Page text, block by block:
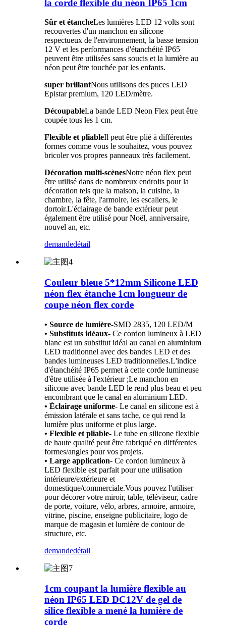
la corde flexible du néon IP65 1cm
Sûr et étancheLes lumières LED 12 volts sont
recouvertes d'un manchon en silicone
respectueux de l'environnement, la basse tension
12 V et les performances d'étanchéité IP65
peuvent être utilisées sans soucis et la lumière au
néon peut être touchée par les enfants.
super brillantNous utilisons des puces LED
Epistar premium, 120 LED/mètre.
DécoupableLa bande LED Neon Flex peut être
coupée tous les 1 cm.
Flexible et pliableIl peut être plié à différentes
formes comme vous le souhaitez, vous pouvez
bricoler vos propres panneaux très facilement.
Décoration multi-scènesNotre néon flex peut
être utilisé dans de nombreux endroits pour la
décoration tels que la maison, la cuisine, la
chambre, la fête, l'armoire, les escaliers, le
dortoir.L'éclairage de bande extérieur peut
également être utilisé pour Noël, anniversaire,
nouvel an, etc.
demandedétail
Couleur bleue 5*12mm Silicone LED
néon flex étanche 1cm longueur de
coupe néon flex corde
• Source de lumière-SMD 2835, 120 LED/M
• Substituts idéaux- Ce cordon lumineux à LED
blanc est un substitut idéal au canal en aluminium
LED traditionnel avec des bandes LED et des
bandes lumineuses LED traditionnelles.L'indice
d'étanchéité IP65 permet à cette corde lumineuse
d'être utilisée à l'extérieur ;Le manchon en
silicone avec bande LED le rend plus beau et peu
encombrant que le canal en aluminium LED.
• Éclairage uniforme- Le canal en silicone est à
émission latérale et sans tache, ce qui rend la
lumière plus uniforme et plus large.
• Flexible et pliable- Le tube en silicone flexible
de haute qualité peut être fabriqué en différentes
formes/angles pour vos projets.
• Large application- Ce cordon lumineux à
LED flexible est parfait pour une utilisation
intérieure/extérieure et
domestique/commerciale.Vous pouvez l'utiliser
pour décorer votre miroir, table, téléviseur, cadre
de porte, voiture, vélo, arbres, armoire, armoire,
vitrine, piscine, enseigne publicitaire, logo de
marque de magasin et lumière de contour de
structure, etc.
demandedétail
1cm coupant la lumière flexible au
néon IP65 LED DC12V de gel de
silice flexible a mené la lumière de
corde